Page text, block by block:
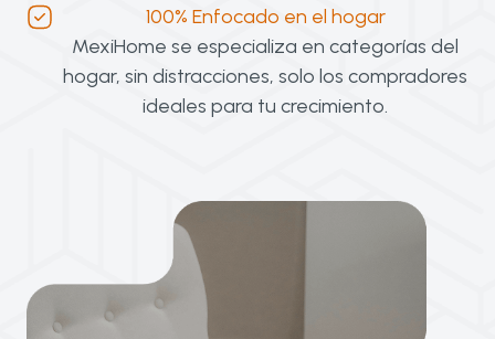
100% Enfocado en el hogar
MexiHome se especializa en categorías del
hogar, sin distracciones, solo los compradores
ideales para tu crecimiento.